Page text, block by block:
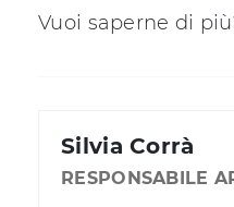
Vuoi saperne di
Silvia Corrà
RESPONSABILE